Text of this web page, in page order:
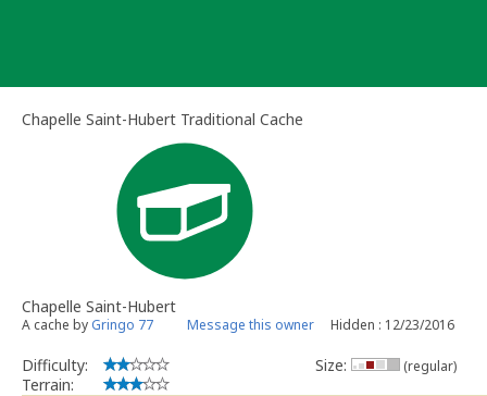
Chapelle Saint-Hubert Traditional Cache
Chapelle Saint-Hubert
A cache by Gringo 77 Message this owner Hidden : 12/23/2016
Difficulty:
Terrain:
Size: (regular)